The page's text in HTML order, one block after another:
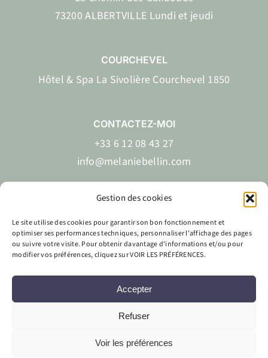
Gestion des cookies
Le site utilise des cookies pour garantir son bon fonctionnement et
optimiser ses performances techniques, personnaliser l'affichage des pages
ou suivre votre visite. Pour obtenir davantage d'informations et/ou pour
modifier vos préférences, cliquez sur VOIR LES PRÉFÉRENCES.
Accepter
Refuser
Voir les préférences
73200 ALBERTVILLE Lundi et jeudi
COURCHEVEL
Hôtel & Spa La Sivolière Courchevel 1850
CONTACTEZ-MOI
+33 6 12 08 43 27
info@melaniebellin.com
EN FR
Site réalisé parLabo Web Création & Mélanie Bellin